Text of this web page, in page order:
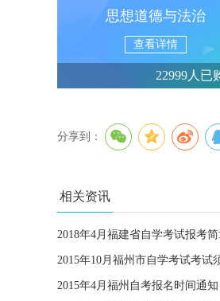
思想道德与法治
查看详情
22999人已
分享到：
相关资讯
2018年4月福建省自学考试报考
2015年10月福州市自学考试考试
2015年4月福州自考报名时间通知